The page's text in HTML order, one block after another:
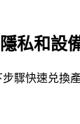
私和設
驟快速兑換